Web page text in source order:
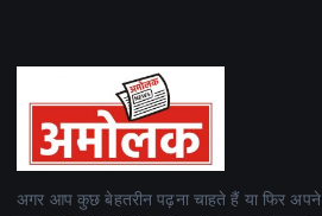
अगर आप कुछ बेहतरीन पढ़ना चाहते हैं या फिर